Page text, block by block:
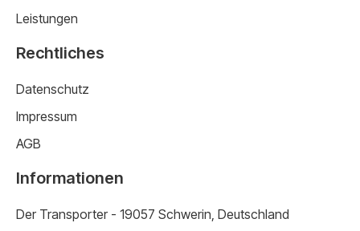
Leistungen
Rechtliches
Datenschutz
Impressum
AGB
Informationen
Der Transporter - 19057 Schwerin, Deutschland